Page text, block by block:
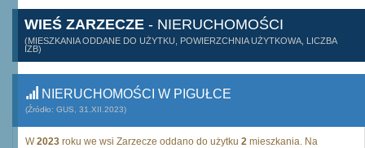
WIEŚ ZARZECZE - NIERUCHOMOŚCI
(MIESZKANIA ODDANE DO UŻYTKU, POWIERZCHNIA UŻYTKOWA, LICZBA
IZB)
NIERUCHOMOŚCI W PIGUŁCE
(Źródło: GUS, 31.XII.2023)
W2023 roku we wsi Zarzecze oddano do użytku 2 mieszkania. Na